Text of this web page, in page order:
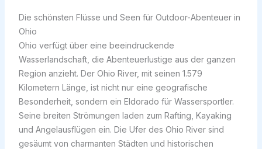
Die schönsten Flüsse und Seen für Outdoor-Abenteuer in
Ohio
Ohio verfügt über eine beeindruckende
Wasserlandschaft, die Abenteuerlustige aus der ganzen
Region anzieht. Der Ohio River, mit seinen 1.579
Kilometern Länge, ist nicht nur eine geografische
Besonderheit, sondern ein Eldorado für Wassersportler.
Seine breiten Strömungen laden zum Rafting, Kayaking
und Angelausflügen ein. Die Ufer des Ohio River sind
gesäumt von charmanten Städten und historischen